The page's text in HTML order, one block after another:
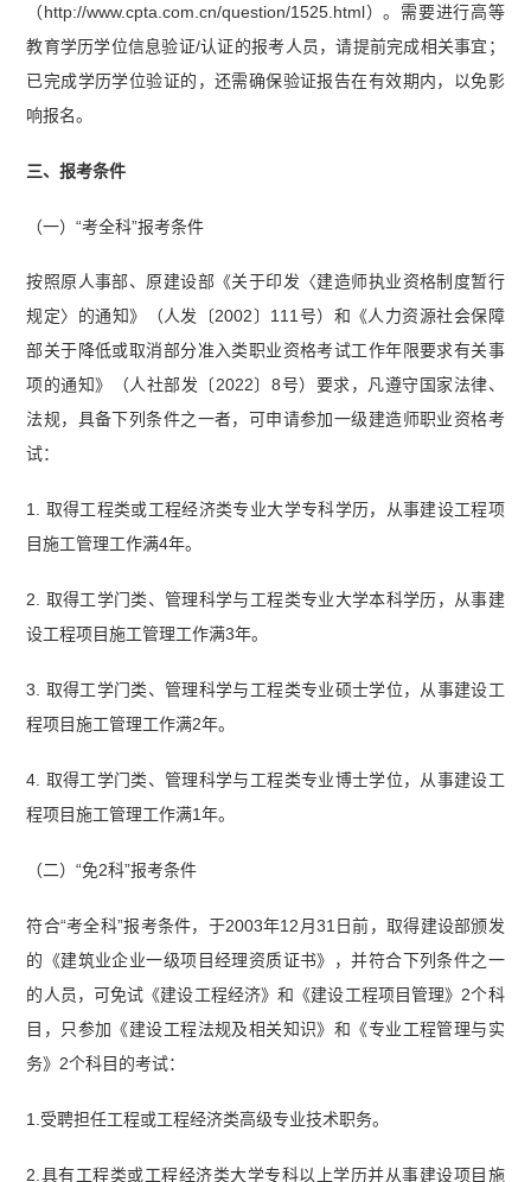
（http://www.cpta.com.cn/question/1525.html）。需要进行高等
教育学历学位信息验证/认证的报考人员，请提前完成相关事宜；
已完成学历学位验证的，还需确保验证报告在有效期内，以免影
响报名。
三、报考条件
（一）“考全科”报考条件
按照原人事部、原建设部《关于印发〈建造师执业资格制度暂行
规定〉的通知》（人发〔2002〕111号）和《人力资源社会保障
部关于降低或取消部分准入类职业资格考试工作年限要求有关事
项的通知》（人社部发〔2022〕8号）要求，凡遵守国家法律、
法规，具备下列条件之一者，可申请参加一级建造师职业资格考
试：
1. 取得工程类或工程经济类专业大学专科学历，从事建设工程项
目施工管理工作满4年。
2. 取得工学门类、管理科学与工程类专业大学本科学历，从事建
设工程项目施工管理工作满3年。
3. 取得工学门类、管理科学与工程类专业硕士学位，从事建设工
程项目施工管理工作满2年。
4. 取得工学门类、管理科学与工程类专业博士学位，从事建设工
程项目施工管理工作满1年。
（二）“免2科”报考条件
符合“考全科”报考条件，于2003年12月31日前，取得建设部颁发
的《建筑业企业一级项目经理资质证书》，并符合下列条件之一
的人员，可免试《建设工程经济》和《建设工程项目管理》2个科
目，只参加《建设工程法规及相关知识》和《专业工程管理与实
务》2个科目的考试：
1.受聘担任工程或工程经济类高级专业技术职务。
2.具有工程类或工程经济类大学专科以上学历并从事建设项目施